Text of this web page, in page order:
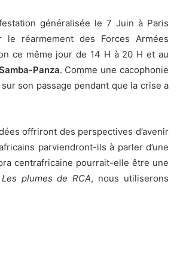
généralisée le 7 Juin à Paris
réarmement des Forces Armées
ce même jour de 14 H à 20 H et au
Panza. Comme une cacophonie
son passage pendant que la crise a
offriront des perspectives d’avenir
parviendront-ils à parler d’une
centrafricaine pourrait-elle être une
Les plumes de RCA, nous utiliserons